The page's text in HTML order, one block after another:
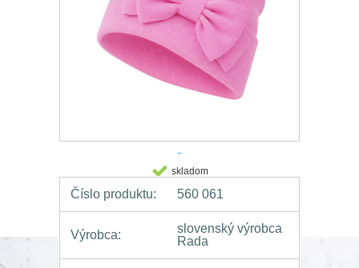
skladom
Číslo produktu: 560 061
Výrobca:
slovenský výrobca
Rada